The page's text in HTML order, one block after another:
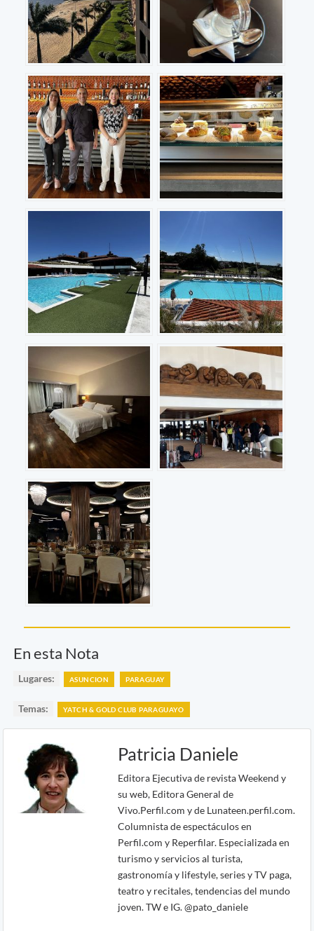
En esta Nota
Lugares: ASUNCION PARAGUAY
Temas: YATCH & GOLD CLUB PARAGUAYO
Patricia Daniele
Editora Ejecutiva de revista Weekend y
su web, Editora General de
Vivo.Perfil.com y de Lunateen.perfil.com.
Columnista de espectáculos en
Perfil.com y Reperfilar. Especializada en
turismo y servicios al turista,
gastronomía y lifestyle, series y TV paga,
teatro y recitales, tendencias del mundo
joven. TW e IG. @pato_daniele